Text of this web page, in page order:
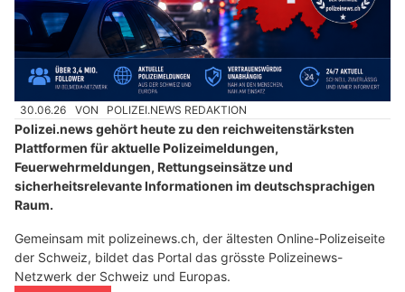
30.06.26 VON POLIZEI.NEWS REDAKTION
Polizei.news gehört heute zu den reichweitenstärksten
Plattformen für aktuelle Polizeimeldungen,
Feuerwehrmeldungen, Rettungseinsätze und
sicherheitsrelevante Informationen im deutschsprachigen
Raum.
Gemeinsam mit polizeinews.ch, der ältesten Online-Polizeiseite
der Schweiz, bildet das Portal das grösste Polizeinews-
Netzwerk der Schweiz und Europas.